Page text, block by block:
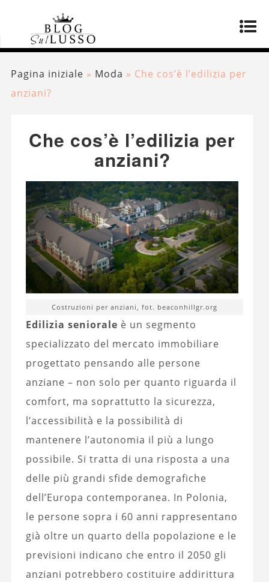
Pagina iniziale » Moda » Che cos’è l’edilizia per
anziani?
Che cos’è l’edilizia per
anziani?
Costruzioni per anziani, fot. beaconhillgr.org
Edilizia seniorale è un segmento
specializzato del mercato immobiliare
progettato pensando alle persone
anziane – non solo per quanto riguarda il
comfort, ma soprattutto la sicurezza,
l’accessibilità e la possibilità di
mantenere l’autonomia il più a lungo
possibile. Si tratta di una risposta a una
delle più grandi sfide demografiche
dell’Europa contemporanea. In Polonia,
le persone sopra i 60 anni rappresentano
già oltre un quarto della popolazione e le
previsioni indicano che entro il 2050 gli
anziani potrebbero costituire addirittura